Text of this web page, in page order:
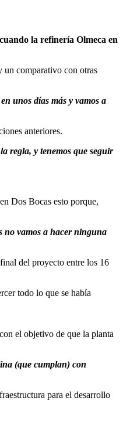
la refinería Olmeca en
un comparativo con otras
unos días más y vamos a
anteriores.
regla, y tenemos que seguir
Dos Bocas esto porque,
no vamos a hacer ninguna
del proyecto entre los 16
todo lo que se había
el objetivo de que la planta
(que cumplan) con
para el desarrollo